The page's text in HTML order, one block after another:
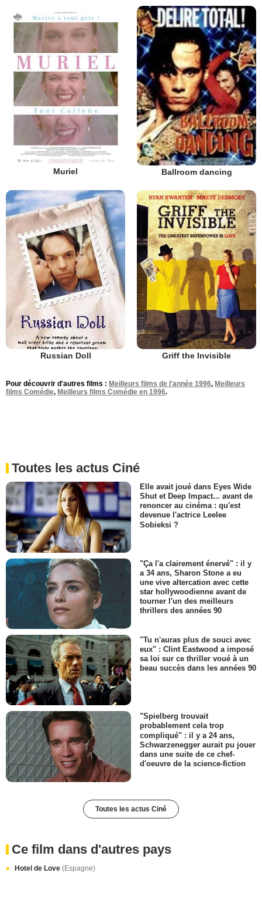
Muriel Ballroom dancing
Russian Doll Griff the Invisible
Pour découvrir d'autres films : Meilleurs films de l'année 1996, Meilleurs
films Comédie, Meilleurs films Comédie en 1996.
Toutes les actus Ciné
Elle avait joué dans Eyes Wide
Shut et Deep Impact... avant de
renoncer au cinéma : qu'est
devenue l'actrice Leelee
Sobieksi ?
"Ça l'a clairement énervé" : il y
a 34 ans, Sharon Stone a eu
une vive altercation avec cette
star hollywoodienne avant de
tourner l'un des meilleurs
thrillers des années 90
"Tu n'auras plus de souci avec
eux" : Clint Eastwood a imposé
sa loi sur ce thriller voué à un
beau succès dans les années 90
"Spielberg trouvait
probablement cela trop
compliqué" : il y a 24 ans,
Schwarzenegger aurait pu jouer
dans une suite de ce chef-
d'oeuvre de la science-fiction
Toutes les actus Ciné
Ce film dans d'autres pays
Hotel de Love (Espagne)